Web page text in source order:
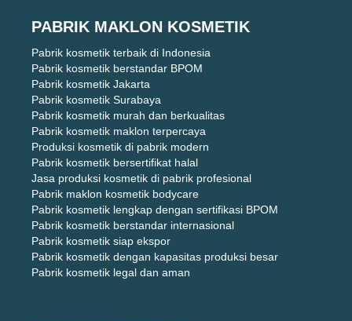
PABRIK MAKLON KOSMETIK
Pabrik kosmetik terbaik di Indonesia
Pabrik kosmetik berstandar BPOM
Pabrik kosmetik Jakarta
Pabrik kosmetik Surabaya
Pabrik kosmetik murah dan berkualitas
Pabrik kosmetik maklon terpercaya
Produksi kosmetik di pabrik modern
Pabrik kosmetik bersertifikat halal
Jasa produksi kosmetik di pabrik profesional
Pabrik maklon kosmetik bodycare
Pabrik kosmetik lengkap dengan sertifikasi BPOM
Pabrik kosmetik berstandar internasional
Pabrik kosmetik siap ekspor
Pabrik kosmetik dengan kapasitas produksi besar
Pabrik kosmetik legal dan aman